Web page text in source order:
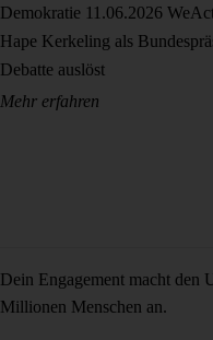
Demokratie 11.06.2026
Hape Kerkeling als
Debatte auslöst
Mehr erfahren
Dein Engagement macht den
Millionen Menschen an.